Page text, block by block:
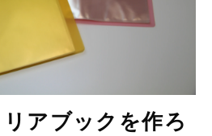
アブックを作ろ